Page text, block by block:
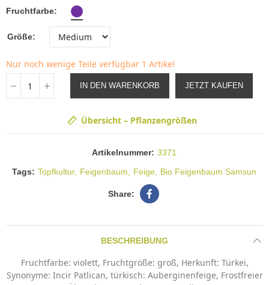
Fruchtfarbe
Größe
Nur noch wenige Teile verfügbar 1 Artikel
IN DEN WARENKORB JETZT KAUFEN
Übersicht – Pflanzengrößen
Artikelnummer: 3371
Tags: Topfkultur Feigenbaum Feige Bio Feigenbaum Samsun
BESCHREIBUNG
Fruchtfarbe: violett, Fruchtgröße: groß, Herkunft: Türkei,
Synonyme: Incir Patlican, türkisch: Auberginenfeige, Frostfreier